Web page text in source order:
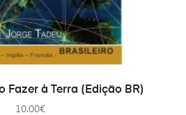
COMPRAR
Fazer à Terra (Edição BR)
10.00€